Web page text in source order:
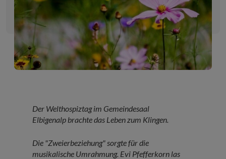
Der Welthospiztag im Gemeindesaal
Elbigenalp brachte das Leben zum Klingen.
Die "Zweierbeziehung" sorgte für die
musikalische Umrahmung. Evi Pfefferkorn las